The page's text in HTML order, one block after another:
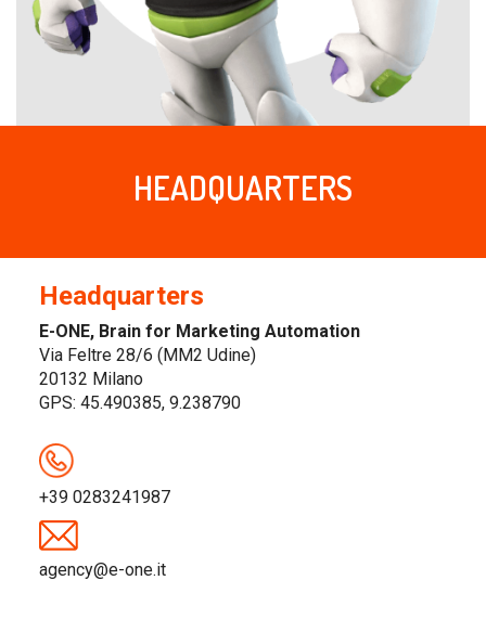
HEADQUARTERS
Headquarters
E-ONE, Brain for Marketing Automation
Via Feltre 28/6 (MM2 Udine)
20132 Milano
GPS: 45.490385, 9.238790
+39 0283241987
agency@e-one.it